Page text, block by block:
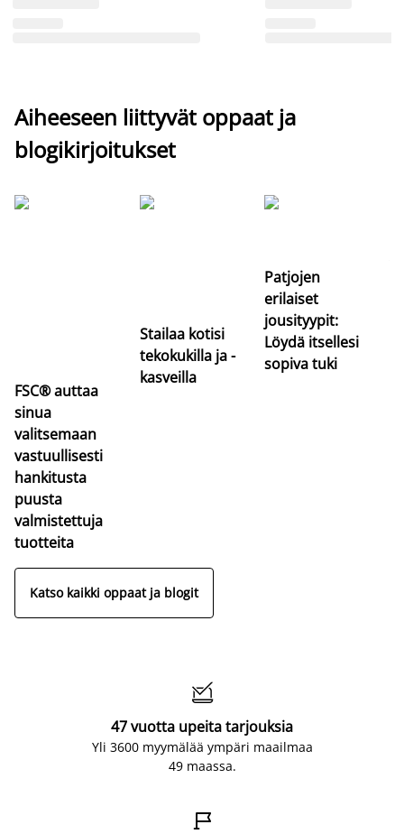
Aiheeseen liittyvät oppaat ja
blogikirjoitukset
FSC® auttaa
sinua
valitsemaan
vastuullisesti
hankitusta
puusta
valmistettuja
tuotteita
Stailaa kotisi
tekokukilla ja -
kasveilla
Patjojen
erilaiset
jousityypit:
Löydä itsellesi
sopiva tuki
Katso kaikki oppaat ja blogit

47 vuotta upeita tarjouksia
Yli 3600 myymälää ympäri maailmaa
49 maassa.
